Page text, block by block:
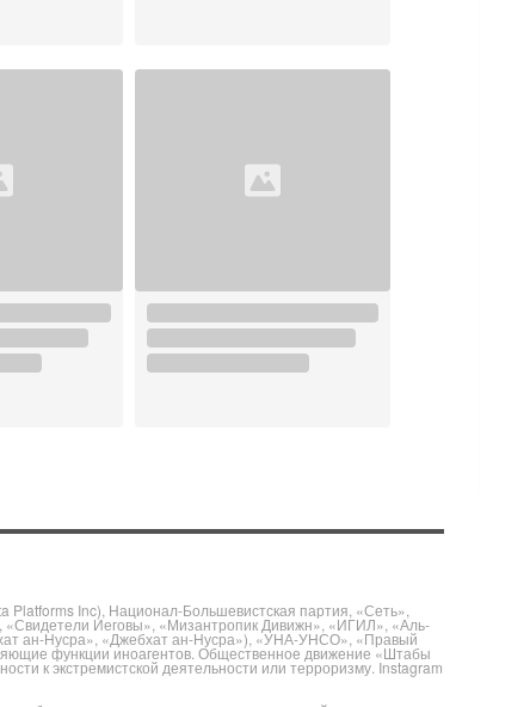
Inc), Национал-Большевистская партия, «Сеть»,
«Свидетели Иеговы», «Мизантропик Дивижн», «ИГИЛ», «Аль-
ан-Нусра», «Джебхат ан-Нусра»), «УНА-УНСО», «Правый
функции иноагентов. Общественное движение «Штабы
к экстремистской деятельности или терроризму. Instagram